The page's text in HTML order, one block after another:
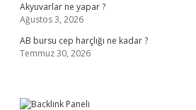
Akyuvarlar ne yapar ?
Ağustos 3, 2026
AB bursu cep harçlığı ne kadar ?
Temmuz 30, 2026